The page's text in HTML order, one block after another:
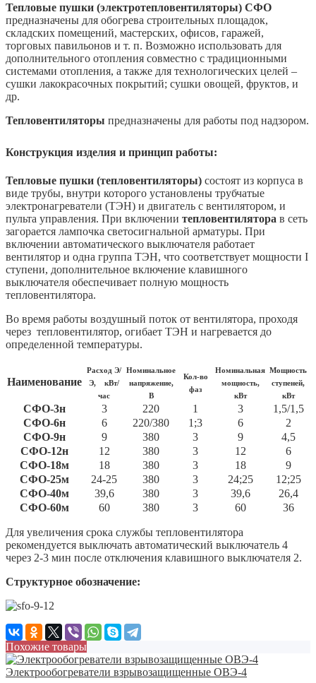
Тепловые пушки (электротепловентиляторы) СФО
предназначены для обогрева строительных площадок,
складских помещений, мастерских, офисов, гаражей,
торговых павильонов и т. п. Возможно использовать для
дополнительного отопления совместно с традиционными
системами отопления, а также для технологических целей –
сушки лакокрасочных покрытий; сушки овощей, фруктов, и
др.
Тепловентиляторы предназначены для работы под надзором.
Конструкция изделия и принцип работы:
Тепловые пушки (тепловентиляторы) состоят из корпуса в
виде трубы, внутри которого установлены трубчатые
электронагреватели (ТЭН) и двигатель с вентилятором, и
пульта управления. При включении тепловентилятора в сеть
загорается лампочка светосигнальной арматуры. При
включении автоматического выключателя работает
вентилятор и одна группа ТЭН, что соответствует мощности I
ступени, дополнительное включение клавишного
выключателя обеспечивает полную мощность
тепловентилятора.
Во время работы воздушный поток от вентилятора, проходя
через тепловентилятор, огибает ТЭН и нагревается до
определенной температуры.
Наименование
Расход Э/
Э, кВт/
час
Номинальное
напряжение,
В
Кол-во
фаз
Номинальная
мощность,
кВт
Мощность
ступеней,
кВт
СФО-3н 3 220 1 3
1,5/1,5
СФО-6н
6 220/380 1;3 6
2
СФО-9н
9 380 3 9
4,5
СФО-12н
12 380 3 12
6
СФО-18м
18 380 3 18
9
СФО-25м
24-25 380 3 24;25
12;25
СФО-40м
39,6 380 3 39,6
26,4
СФО-60м
60 380 3 60 36
Для увеличения срока службы тепловентилятора
рекомендуется выключать автоматический выключатель 4
через 2-3 мин после отключения клавишного выключателя 2.
Структурное обозначение:
Похожие товары
Электрообогреватели взрывозащищенные ОВЭ-4